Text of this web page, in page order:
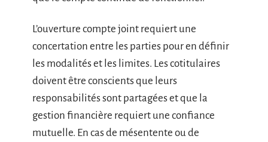
L’ouverture compte joint requiert une
concertation entre les parties pour en définir
les modalités et les limites. Les cotitulaires
doivent être conscients que leurs
responsabilités sont partagées et que la
gestion financière requiert une confiance
mutuelle. En cas de mésentente ou de